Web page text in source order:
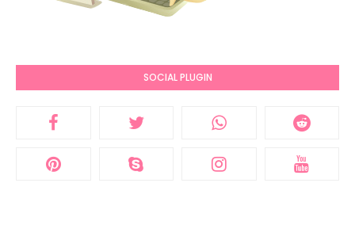
SOCIAL PLUGIN